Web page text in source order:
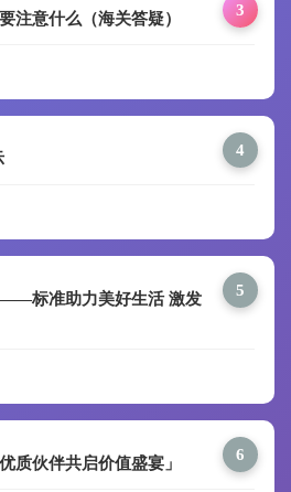
3
注意什么（海关答疑）
4
5
标准助力美好生活 激发
6
质伙伴共启价值盛宴」